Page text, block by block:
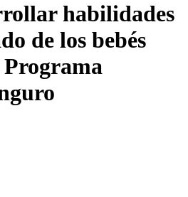
habilidades
de los bebés